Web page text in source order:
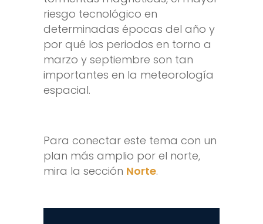
riesgo tecnológico en
determinadas épocas del año y
por qué los periodos en torno a
marzo y septiembre son tan
importantes en la meteorología
espacial.
Para conectar este tema con un
plan más amplio por el norte,
mira la sección Norte.